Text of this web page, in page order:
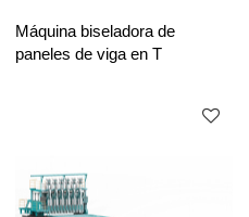
Máquina biseladora de
paneles de viga en T